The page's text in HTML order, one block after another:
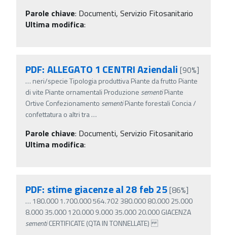
Parole chiave: Documenti, Servizio Fitosanitario
Ultima modifica:
PDF: ALLEGATO 1 CENTRI Aziendali [90%]
… neri/specie Tipologia produttiva Piante da frutto Piante
di vite Piante ornamentali Produzione sementiPiante
Ortive Confezionamento sementiPiante forestali Concia /
confettatura o altri tra…
Parole chiave: Documenti, Servizio Fitosanitario
Ultima modifica:
PDF: stime giacenze al 28 feb 25[86%]
… 180.000 1.700.000 564.702 380.000 80.000 25.000
8.000 35.000 120.000 9.000 35.000 20.000 GIACENZA
sementiCERTIFICATE (QTA IN TONNELLATE)